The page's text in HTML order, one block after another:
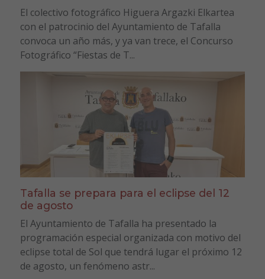
El colectivo fotográfico Higuera Argazki Elkartea
con el patrocinio del Ayuntamiento de Tafalla
convoca un año más, y ya van trece, el Concurso
Fotográfico “Fiestas de T...
Tafalla se prepara para el eclipse del 12
de agosto
El Ayuntamiento de Tafalla ha presentado la
programación especial organizada con motivo del
eclipse total de Sol que tendrá lugar el próximo 12
de agosto, un fenómeno astr...